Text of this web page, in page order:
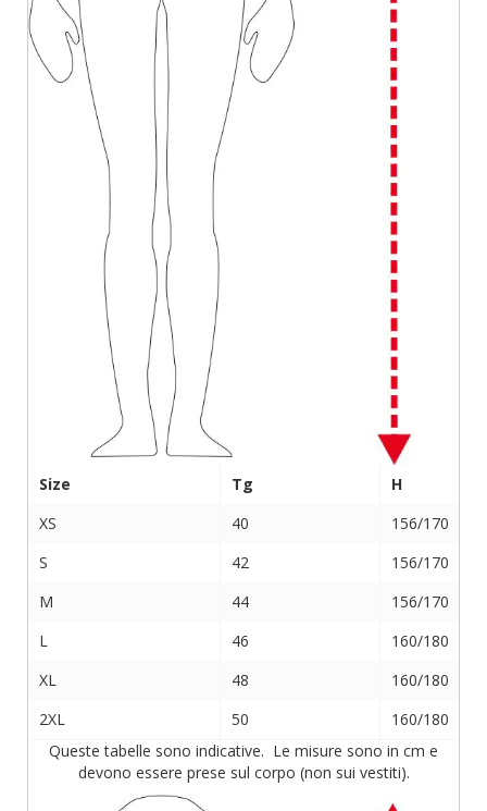
Size Tg
H
XS
40
156/170
S
42
156/170
M
44
156/170
L
46
160/180
XL
48
160/180
2XL
50
160/180
Queste tabelle sono indicative. Le misure sono in cm e
devono essere prese sul corpo (non sui vestiti).